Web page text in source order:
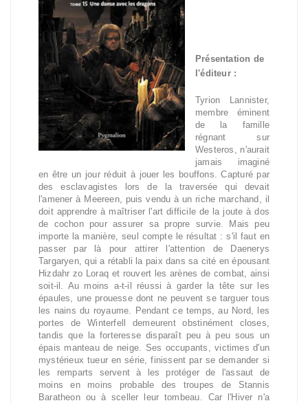
Présentation de
l'éditeur :
Tyrion Lannister,
membre éminent
de la famille
régnant sur
Westeros, n'aurait
jamais imaginé
en être un jour réduit à jouer les bouffons. Capturé par
des esclavagistes lors de la traversée qui devait
l'amener à Meereen, puis vendu à un riche marchand, il
doit apprendre à maîtriser l'art difficile de la joute à dos
de cochon pour assurer sa propre survie. Mais peu
importe la manière, seul compte le résultat : s'il faut en
passer par là pour attirer l'attention de Daenerys
Targaryen, qui a rétabli la paix dans sa cité en épousant
Hizdahr zo Loraq et rouvert les arènes de combat, ainsi
soit-il. Au moins a-t-il réussi à garder la tête sur les
épaules, une prouesse dont ne peuvent se targuer tous
les nains du royaume. Pendant ce temps, au Nord, les
portes de Winterfell demeurent obstinément closes,
tandis que la forteresse disparaît peu à peu sous un
épais manteau de neige. Ses occupants, victimes d'un
mystérieux tueur en série, finissent par se demander si
les remparts servent à les protéger de l'assaut de
moins en moins probable des troupes de Stannis
Baratheon ou à sceller leur tombeau. Car l'Hiver n'a